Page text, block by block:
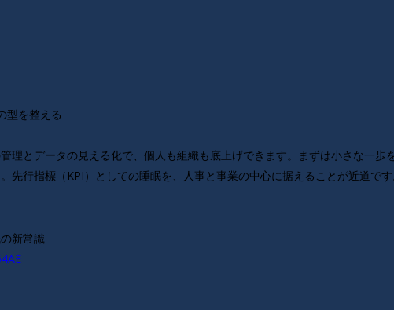
型を整える
理とデータの見える化で、個人も組織も底上げできます。まずは小さな一歩
先行指標（KPI）としての睡眠を、人事と事業の中心に据えることが近道で
新常識